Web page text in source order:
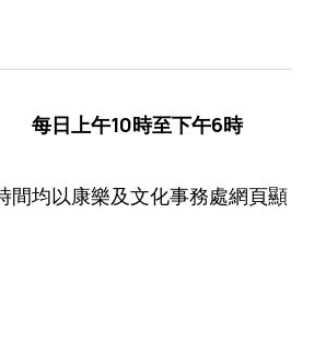
每日上午10時至下午6時
間均以康樂及文化事務處網頁顯